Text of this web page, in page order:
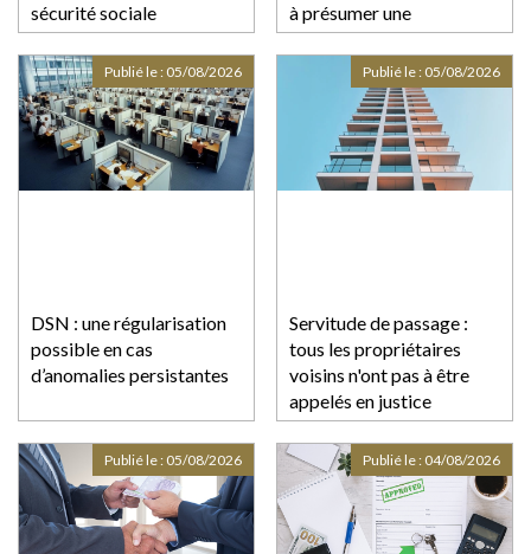
sécurité sociale
à présumer une
discrimination syndicale
DSN : une régularisation
possible en cas
d’anomalies persistantes
Publié le : 05/08/2026
Servitude de passage :
tous les propriétaires
voisins n'ont pas à être
appelés en justice
Publié le : 05/08/2026
Publié le : 05/08/2026 Publié le : 04/08/2026